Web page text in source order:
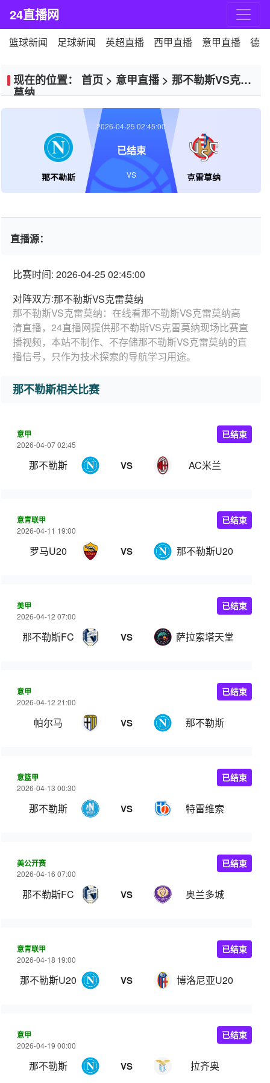
24直播网
篮球新闻 足球新闻 英超直播 西甲直播 意甲直播 德
现在的位置： 首页 > 意甲直播> 那不勒斯VS克雷
莫纳
那不勒斯 克雷莫纳
2026-04-25 02:45:00
已结束
VS
直播源：
比赛时间: 2026-04-25 02:45:00
对阵双方:那不勒斯VS克雷莫纳
那不勒斯VS克雷莫纳：在线看那不勒斯VS克雷莫纳高
清直播，24直播网提供那不勒斯VS克雷莫纳现场比赛直
播视频，本站不制作、不存储那不勒斯VS克雷莫纳的直
播信号，只作为技术探索的导航学习用途。
那不勒斯相关比赛
意甲
2026-04-07 02:45
那不勒斯 VS AC米兰
已结束
意青联甲
2026-04-11 19:00
罗马U20 VS 那不勒斯U20
已结束
美甲
2026-04-12 07:00
那不勒斯FC VS 萨拉索塔天堂
已结束
意甲
2026-04-12 21:00
帕尔马 VS 那不勒斯
已结束
意篮甲
2026-04-13 00:30
那不勒斯 VS 特雷维索
已结束
美公开赛
2026-04-16 07:00
那不勒斯FC VS 奥兰多城
已结束
意青联甲
2026-04-18 19:00
那不勒斯U20 VS 博洛尼亚U20
已结束
意甲
2026-04-19 00:00
那不勒斯 VS 拉齐奥
已结束